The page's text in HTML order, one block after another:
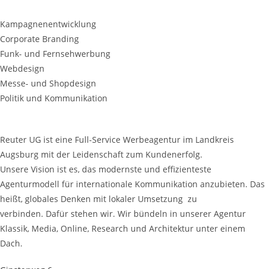
Kampagnenentwicklung
Corporate Branding
Funk- und Fernsehwerbung
Webdesign
Messe- und Shopdesign
Politik und Kommunikation
Reuter UG ist eine Full-Service Werbeagentur im Landkreis
Augsburg mit der Leidenschaft zum Kundenerfolg.
Unsere Vision ist es, das modernste und effizienteste
Agenturmodell für internationale Kommunikation anzubieten. Das
heißt, globales Denken mit lokaler Umsetzung zu
verbinden. Dafür stehen wir. Wir bündeln in unserer Agentur
Klassik, Media, Online, Research und Architektur unter einem
Dach.